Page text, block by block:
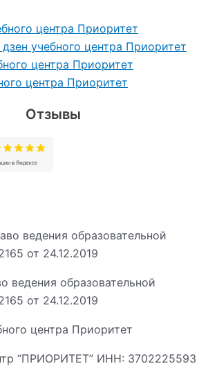
Отзывы
ведения образовательной
от 24.12.2019
“ПРИОРИТЕТ” ИНН: 3702225593